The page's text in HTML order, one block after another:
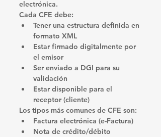
electrónica.
Cada CFE debe:
Tener una estructura definida en
formato XML
Estar firmado digitalmente por
el emisor
Ser enviado a DGI para su
validación
Estar disponible para el
receptor (cliente)
Los tipos más comunes de CFE son:
Factura electrónica (e-Factura)
Nota de crédito/débito